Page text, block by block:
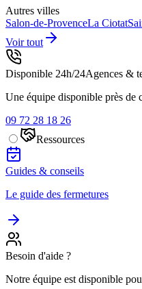
Autres villes
Salon-de-ProvenceLa Ciotat
Voir tout
Disponible 24h/24Agences &
Une équipe disponible près de
09 72 28 18 26
Ressources
Guides & conseils
Le guide des fermetures
Besoin d'aide ?
Notre équipe est disponible